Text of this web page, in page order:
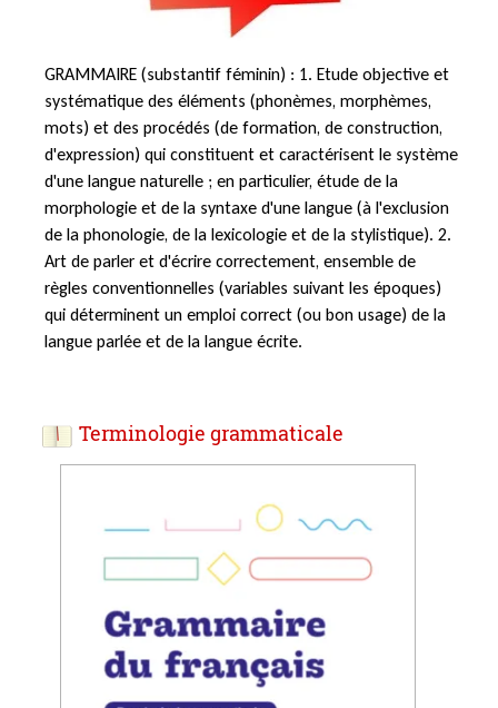
GRAMMAIRE (substantif féminin) : 1. Etude objective et
systématique des éléments (phonèmes, morphèmes,
mots) et des procédés (de formation, de construction,
d'expression) qui constituent et caractérisent le système
d'une langue naturelle ; en particulier, étude de la
morphologie et de la syntaxe d'une langue (à l'exclusion
de la phonologie, de la lexicologie et de la stylistique). 2.
Art de parler et d'écrire correctement, ensemble de
règles conventionnelles (variables suivant les époques)
qui déterminent un emploi correct (ou bon usage) de la
langue parlée et de la langue écrite.
Terminologie grammaticale